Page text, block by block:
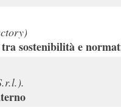
sostenibilità e